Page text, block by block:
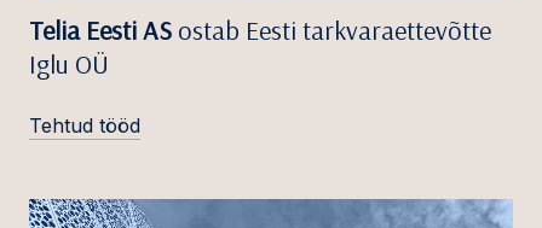
Telia Eesti AS ostab Eesti tarkvaraettevõtte
Iglu OÜ
Tehtud tööd